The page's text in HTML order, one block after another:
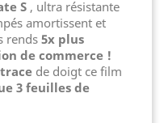
S , ultra résistante
amortissent et
rends 5x plus
de commerce !
de doigt ce film
3 feuilles de